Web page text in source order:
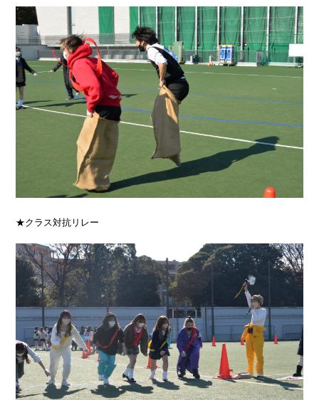
★クラス対抗リレー